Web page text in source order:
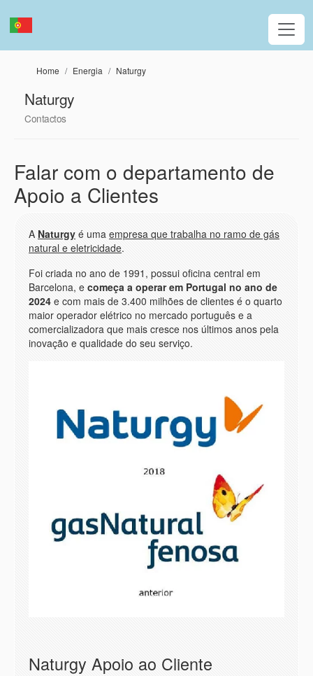
Home Energia Naturgy
Naturgy
Contactos
Falar com o departamento de
Apoio a Clientes
A Naturgy é uma empresa que trabalha no ramo de gás
natural e eletricidade.
Foi criada no ano de 1991, possui oficina central em
Barcelona, e começa a operar em Portugal no ano de
2024 e com mais de 3.400 milhões de clientes é o quarto
maior operador elétrico no mercado português e a
comercializadora que mais cresce nos últimos anos pela
inovação e qualidade do seu serviço.
Naturgy Apoio ao Cliente